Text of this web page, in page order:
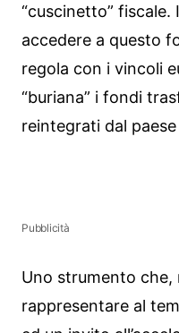
“cuscinetto” fiscale.
accedere a questo
regola con i vincoli
“buriana” i fondi
reintegrati dal
Pubblicità
Uno strumento
rappresentare al